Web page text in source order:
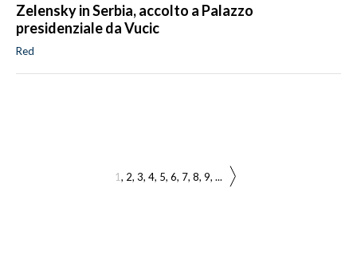
Zelensky in Serbia, accolto a Palazzo
presidenziale da Vucic
Red
1 2 3 4 5 6 7 8 9 ...